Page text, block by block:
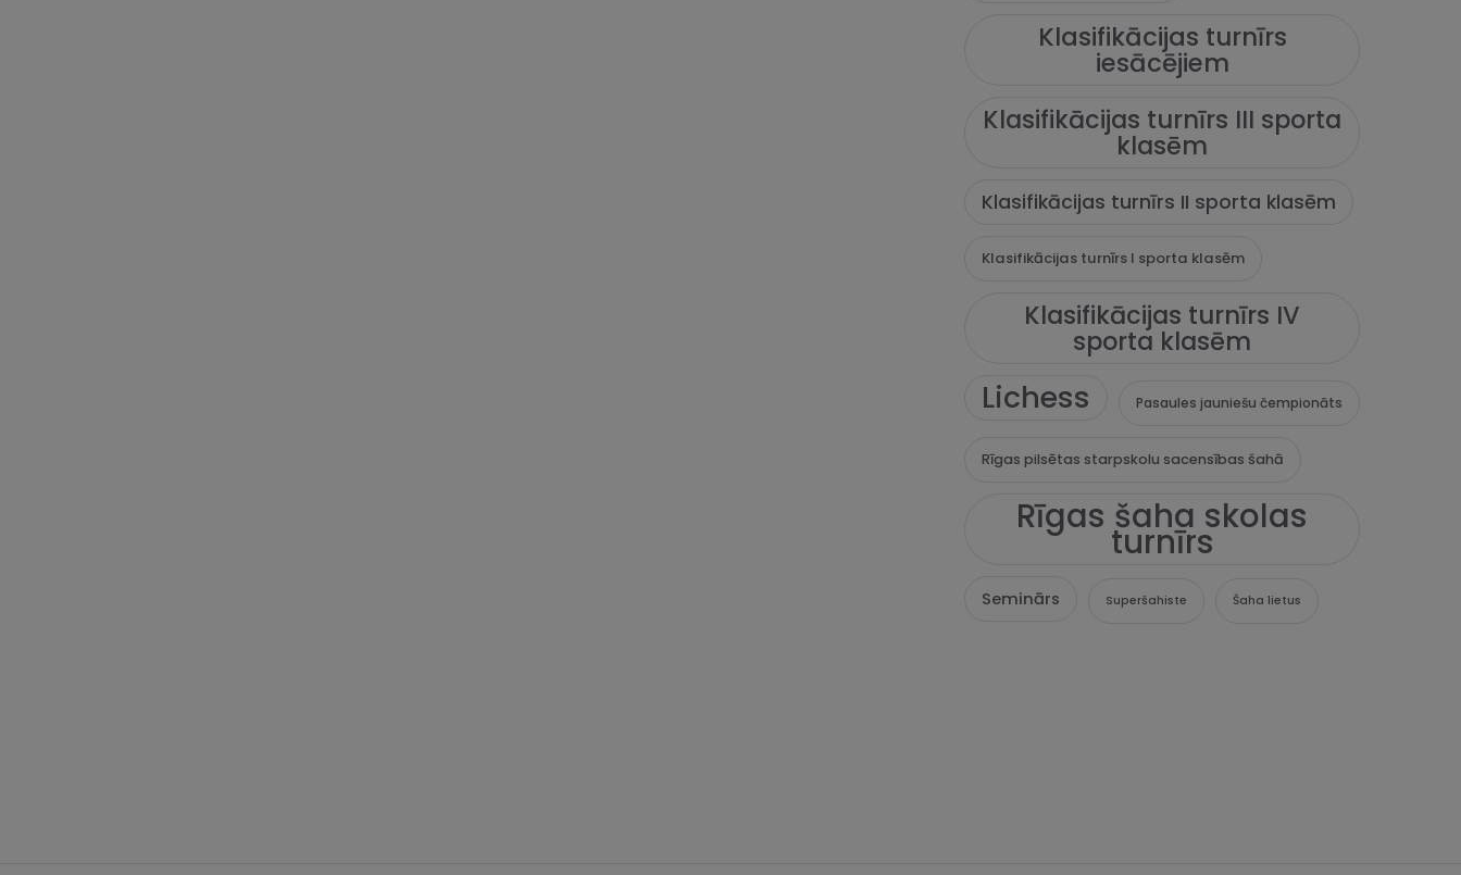
Klasifikācijas turnīrs
iesācējiem
Klasifikācijas turnīrs III sporta
klasēm
Klasifikācijas turnīrs II sporta klasēm
Klasifikācijas turnīrs I sporta klasēm
Klasifikācijas turnīrs IV
sporta klasēm
Lichess Pasaules jauniešu čempionāts
Rīgas pilsētas starpskolu sacensības šahā
Rīgas šaha skolas
turnīrs
Seminārs Superšahiste Šaha lietus